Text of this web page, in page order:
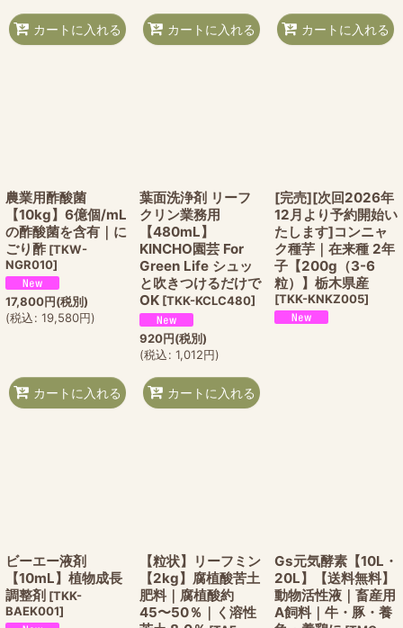
カートに入れる カートに入れる カートに入れる
農業用酢酸菌
【10kg】6億個/mL
の酢酸菌を含有｜に
ごり酢 [TKW-
NGR010]
17,800円(税別)
(税込: 19,580円)
カートに入れる
葉面洗浄剤 リーフ
クリン業務用
【480mL】
KINCHO園芸 For
Green Life シュッ
と吹きつけるだけで
OK [TKK-KCLC480]
920円(税別)
(税込: 1,012円)
カートに入れる
[完売][次回2026年
12月より予約開始い
たします]コンニャ
ク種芋｜在来種 2年
子【200g（3-6
粒）】栃木県産
[TKK-KNKZ005]
ビーエー液剤
【10mL】植物成長
調整剤 [TKK-
BAEK001]
【粒状】リーフミン
【2kg】腐植酸苦土
肥料｜腐植酸約
45〜50％｜く溶性
Gs元気酵素【10L・
20L】【送料無料】
動物活性液｜畜産用
A飼料｜牛・豚・養